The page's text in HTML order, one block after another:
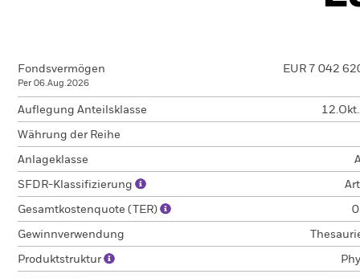
Fondsvermögen
Per 06.Aug.2026
EUR 7 042
Auflegung Anteilsklasse
Währung der Reihe
Anlageklasse
SFDR-Klassifizierung
Gesamtkostenquote (TER)
Gewinnverwendung
Produktstruktur